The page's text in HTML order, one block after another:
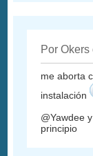
Por
me aborta
instalación
@Yawdee
principio